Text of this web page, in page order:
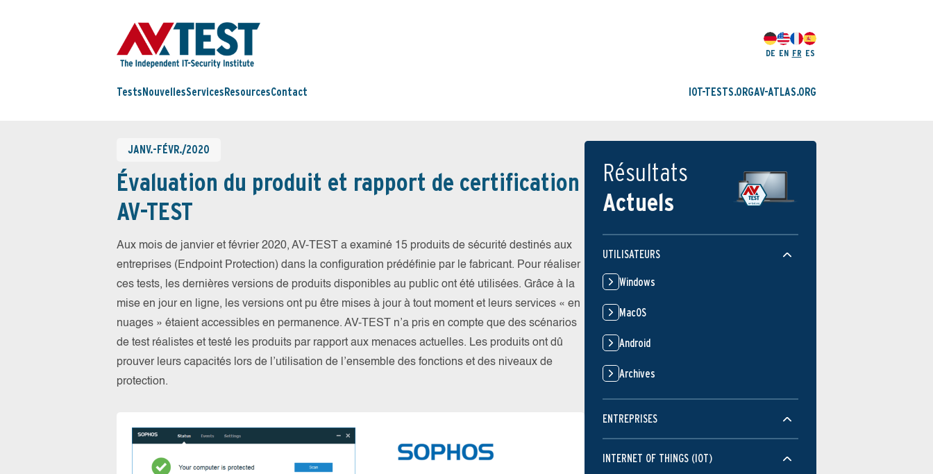
DE EN FR ES
Tests NouvellesServices ResourcesContact IOT-TESTS.ORGAV-ATLAS.ORG
JANV.-FÉVR./2020
Évaluation du produit et rapport de certification
AV-TEST
Aux mois de janvier et février 2020, AV-TEST a examiné 15 produits de sécurité destinés aux
entreprises (Endpoint Protection) dans la configuration prédéfinie par le fabricant. Pour réaliser
ces tests, les dernières versions de produits disponibles au public ont été utilisées. Grâce à la
mise en jour en ligne, les versions ont pu être mises à jour à tout moment et leurs services « en
nuages » étaient accessibles en permanence. AV-TEST n’a pris en compte que des scénarios
de test réalistes et testé les produits par rapport aux menaces actuelles. Les produits ont dû
prouver leurs capacités lors de l’utilisation de l’ensemble des fonctions et des niveaux de
protection.
Résultats
Actuels
UTILISATEURS
Windows
MacOS
Android
Archives
ENTREPRISES
INTERNET OF THINGS (IOT)